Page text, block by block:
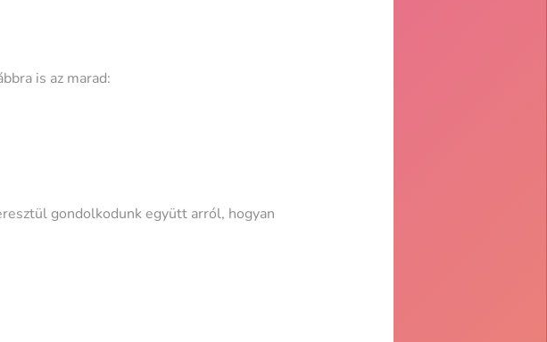
is az marad:
gondolkodunk együtt arról, hogyan